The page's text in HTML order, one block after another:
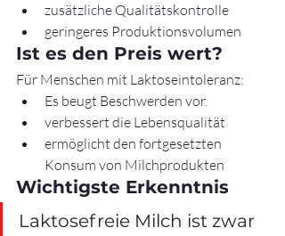
zusätzliche Qualitätskontrolle
geringeres Produktionsvolumen
Ist es den Preis wert?
Für Menschen mit Laktoseintoleranz:
Es beugt Beschwerden vor.
verbessert die Lebensqualität
ermöglicht den fortgesetzten
Konsum von Milchprodukten
Wichtigste Erkenntnis
Laktosefreie Milch ist zwar